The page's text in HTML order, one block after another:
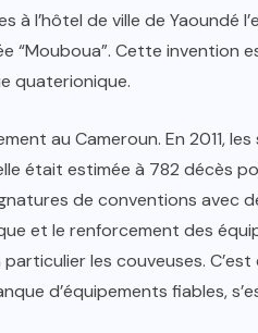
à l’hôtel de ville de Yaoundé
“Mouboua”. Cette invention
quaterionique.
au Cameroun. En 2011,
était estimée à 782 décès
de conventions avec
et le renforcement des
les couveuses.
d’équipements fiables,